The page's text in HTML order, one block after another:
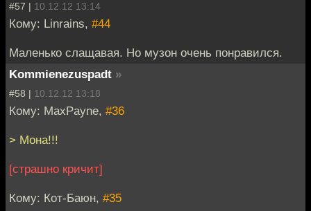
#57 | 10.12.12 13:14
Кому: Linrains, #44
Маленько слащавая. Но музон очень понравился.
Kommienezuspadt »
#58 | 10.12.12 13:18
Кому: MaxPayne, #36
> Мона!!!
[страшно кричит]
Кому: Кот-Баюн, #35